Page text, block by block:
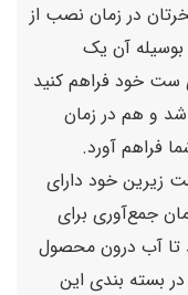
در زمان نصب از
بوسیله آن یک
ست خود فراهم کنید
و هم در زمان
فراهم آورد.
در قسمت زیرین خود دارای
جمع‌آوری برای
تا آب درون محصول
بسته بندی این